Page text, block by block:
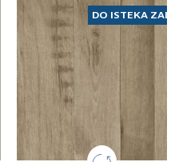
DO ISTEKA